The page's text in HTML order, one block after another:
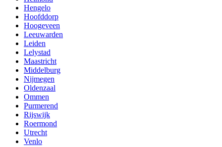
Hengelo
Hoofddorp
Hoogeveen
Leeuwarden
Leiden
Lelystad
Maastricht
Middelburg
Nijmegen
Oldenzaal
Ommen
Purmerend
Rijswijk
Roermond
Utrecht
Venlo